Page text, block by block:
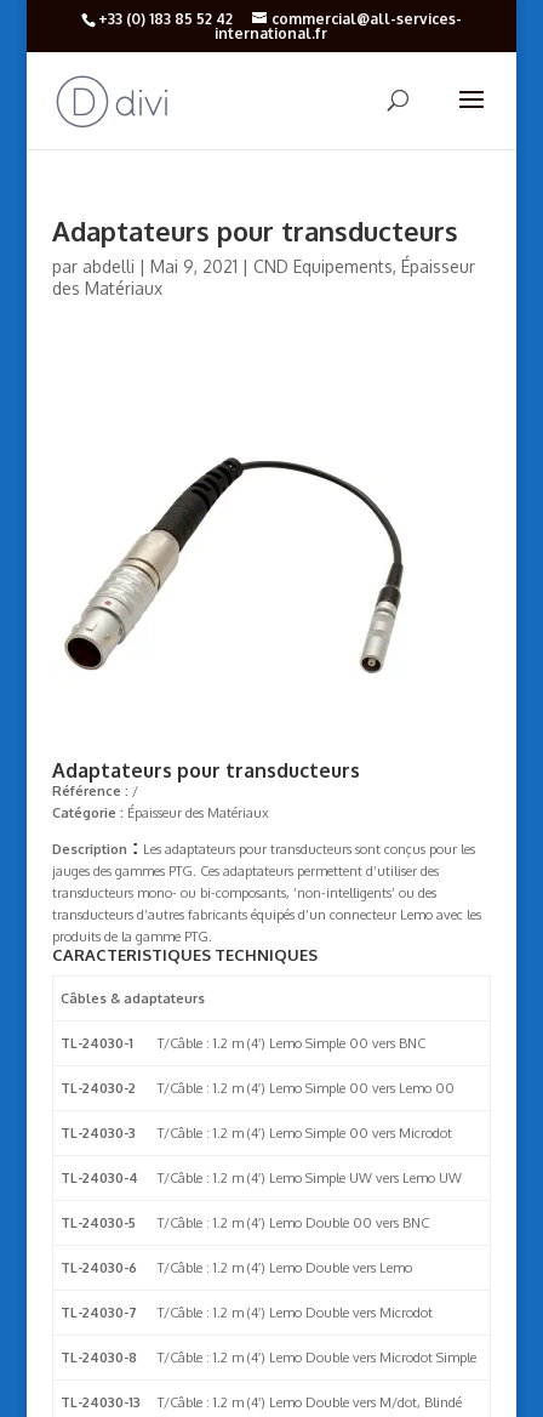
+33 (‎0) 183 85 52 42
commercial@all-services-
international.fr
Adaptateurs pour transducteurs
par abdelli | Mai 9, 2021 | CND Equipements, Épaisseur
des Matériaux
Adaptateurs pour transducteurs
Référence : /
Catégorie : Épaisseur des Matériaux
Description : Les adaptateurs pour transducteurs sont conçus pour les
jauges des gammes PTG. Ces adaptateurs permettent d’utiliser des
transducteurs mono- ou bi-composants, ‘non-intelligents’ ou des
transducteurs d’autres fabricants équipés d’un connecteur Lemo avec les
produits de la gamme PTG.
CARACTERISTIQUES TECHNIQUES
Câbles & adaptateurs
TL-24030-1 T/Câble : 1.2 m (4′) Lemo Simple 00 vers BNC
TL-24030-2 T/Câble : 1.2 m (4′) Lemo Simple 00 vers Lemo 00
TL-24030-3 T/Câble : 1.2 m (4′) Lemo Simple 00 vers Microdot
TL-24030-4 T/Câble : 1.2 m (4′) Lemo Simple UW vers Lemo UW
TL-24030-5 T/Câble : 1.2 m (4′) Lemo Double 00 vers BNC
TL-24030-6 T/Câble : 1.2 m (4′) Lemo Double vers Lemo
TL-24030-7 T/Câble : 1.2 m (4′) Lemo Double vers Microdot
TL-24030-8 T/Câble : 1.2 m (4′) Lemo Double vers Microdot Simple
TL-24030-13 T/Câble : 1.2 m (4′) Lemo Double vers M/dot, Blindé